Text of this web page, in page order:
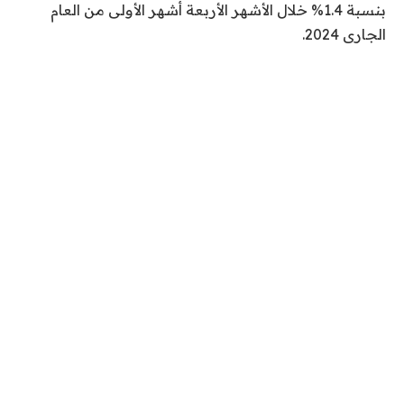
بنسبة 1.4% خلال الأشهر الأربعة أشهر الأولى من العام
الجارى 2024.